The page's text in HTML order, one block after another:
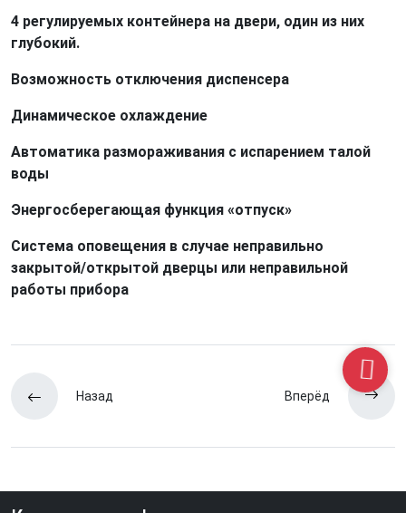
4 регулируемых контейнера на двери, один из них
глубокий.
Возможность отключения диспенсера
Динамическое охлаждение
Автоматика размораживания с испарением талой
воды
Энергосберегающая функция «отпуск»
Система оповещения в случае неправильно
закрытой/открытой дверцы или неправильной
работы прибора
Назад Вперёд